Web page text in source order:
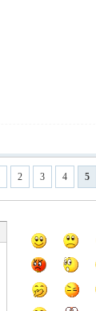
2 3 4 5